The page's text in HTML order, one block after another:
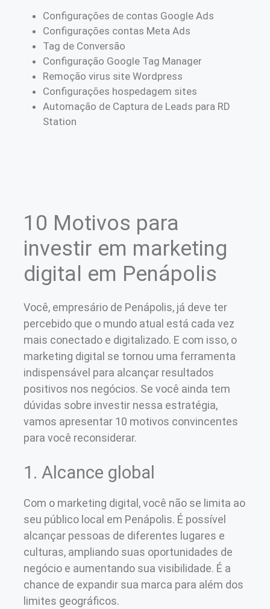
Configurações de contas Google Ads
Configurações contas Meta Ads
Tag de Conversão
Configuração Google Tag Manager
Remoção virus site Wordpress
Configurações hospedagem sites
Automação de Captura de Leads para RD
Station
10 Motivos para
investir em marketing
digital em Penápolis
Você, empresário de Penápolis, já deve ter
percebido que o mundo atual está cada vez
mais conectado e digitalizado. E com isso, o
marketing digital se tornou uma ferramenta
indispensável para alcançar resultados
positivos nos negócios. Se você ainda tem
dúvidas sobre investir nessa estratégia,
vamos apresentar 10 motivos convincentes
para você reconsiderar.
1. Alcance global
Com o marketing digital, você não se limita ao
seu público local em Penápolis. É possível
alcançar pessoas de diferentes lugares e
culturas, ampliando suas oportunidades de
negócio e aumentando sua visibilidade. É a
chance de expandir sua marca para além dos
limites geográficos.